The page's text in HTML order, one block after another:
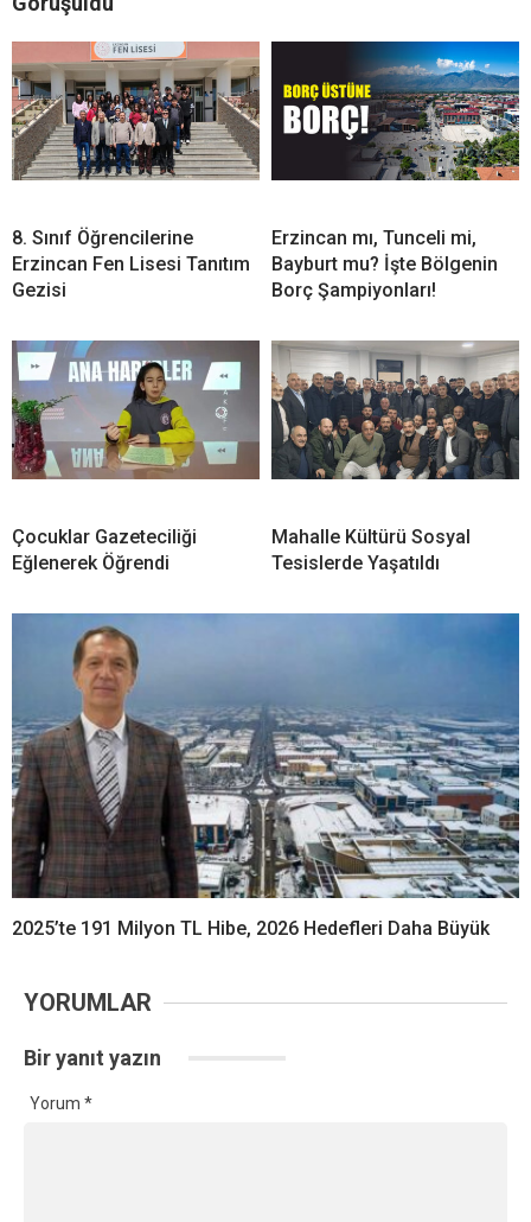
8. Sınıf Öğrencilerine
Erzincan Fen Lisesi Tanıtım
Gezisi
Erzincan mı, Tunceli mi,
Bayburt mu? İşte Bölgenin
Borç Şampiyonları!
Çocuklar Gazeteciliği
Eğlenerek Öğrendi
Mahalle Kültürü Sosyal
Tesislerde Yaşatıldı
2025’te 191 Milyon TL Hibe, 2026 Hedefleri Daha Büyük
YORUMLAR
Bir yanıt yazın
Yorum *